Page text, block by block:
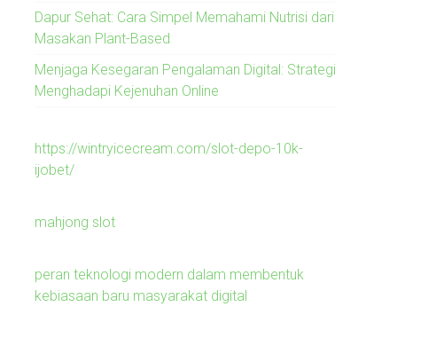
Dapur Sehat: Cara Simpel Memahami Nutrisi dari
Masakan Plant-Based
Menjaga Kesegaran Pengalaman Digital: Strategi
Menghadapi Kejenuhan Online
https://wintryicecream.com/slot-depo-10k-
ijobet/
mahjong slot
peran teknologi modern dalam membentuk
kebiasaan baru masyarakat digital